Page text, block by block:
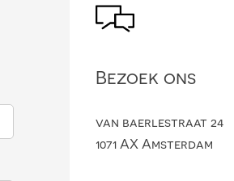
Bezoek ons
van baerlestraat 24
1071 AX Amsterdam